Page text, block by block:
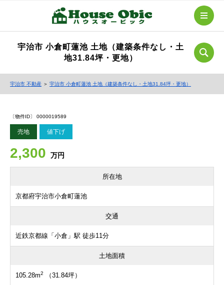
宇治市 小倉町蓮池 土地（建築条件なし・土
地31.84坪・更地）
宇治市 不動産 ＞ 宇治市 小倉町蓮池 土地（建築条件なし・土地31.84坪・更地）
〔物件ID〕 0000019589
売地 値下げ
2,300 万円
所在地
京都府宇治市小倉町蓮池
交通
近鉄京都線「小倉」駅 徒歩11分
土地面積
105.28m2 （31.84坪）